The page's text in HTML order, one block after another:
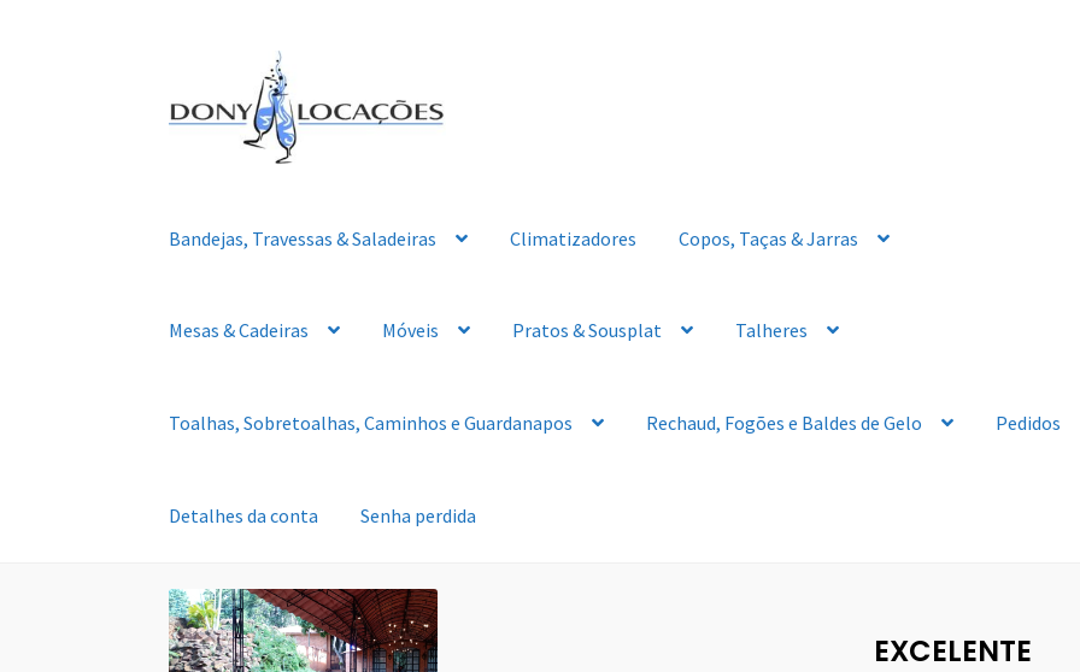
navegação
o
Bandejas, Travessas & Saladeiras Climatizadores Copos, Taças & Jarras
Mesas & Cadeiras Móveis Pratos & Sousplat Talheres
Toalhas, Sobretoalhas, Caminhos e Guardanapos Rechaud, Fogões e Baldes de Gelo Pedidos
Detalhes da conta Senha perdida
InícioCadastro de ClientesCarrinho
Minha contaSample PageShop Demos Dony LocaçõesPortfolio
EXCELENTE